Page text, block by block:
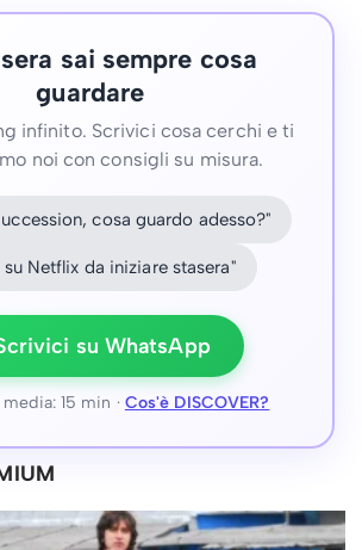
sai sempre cosa
guardare
infinito. Scrivici cosa cerchi e ti
noi con consigli su misura.
cosa guardo adesso?"
Netflix da iniziare stasera"
su WhatsApp
15 min · Cos'è DISCOVER?